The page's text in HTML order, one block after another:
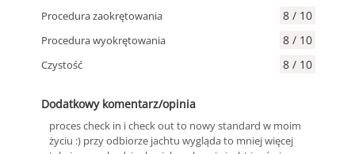
Procedura zaokrętowania
8 / 10
Procedura wyokrętowania 8 / 10
Czystość 8 / 10
Dodatkowy komentarz/opinia
proces check in i check out to nowy standard w moim
życiu :) przy odbiorze jachtu wygląda to mniej więcej